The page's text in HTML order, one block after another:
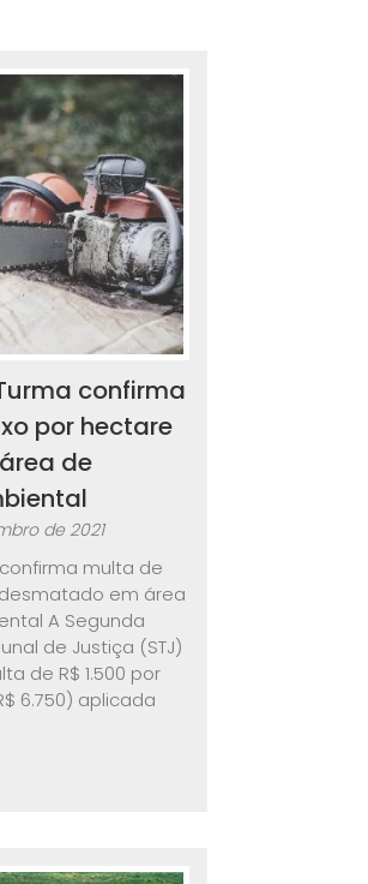
confirma
por hectare
de
de 2021
multa de
em área
A Segunda
de Justiça (STJ)
de R$ 1.500 por
6.750) aplicada